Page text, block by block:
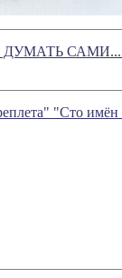
САМИ..." -
"Сто имён